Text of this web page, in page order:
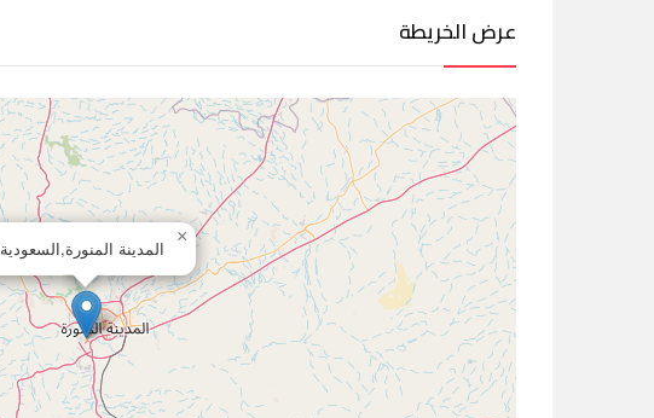
عرض الخريطة
المدينة المنورة,السعودية
×